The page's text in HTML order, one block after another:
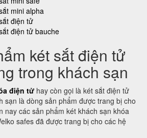
mini alpha
điện tử
điện tử bauche
két sắt điện tử
trong khách sạn
điện tử hay còn gọi là két sắt điện tử
sạn là dòng sản phẩm được trang bị cho
nay các sản phẩm két khách sạn khóa
safes đã được trang bị cho các hệ